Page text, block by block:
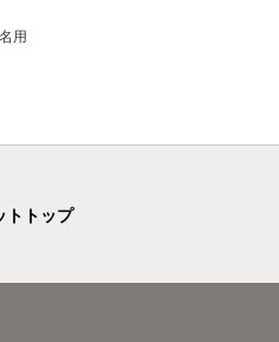
用
トトップ